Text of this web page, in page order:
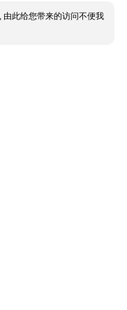
由此给您带来的访问不便我